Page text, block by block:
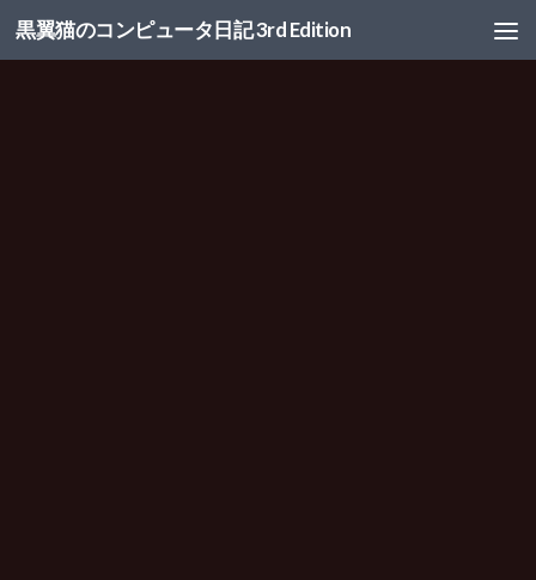
コンテンツへスキップ
黒翼猫のコンピュータ日記 3rd Edition